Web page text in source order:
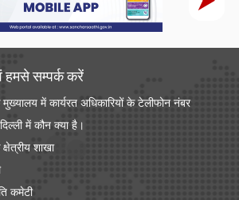
हमसे सम्‍पर्क करें
में कार्यरत अधिकारियों के टेलीफोन नंबर
में कौन क्या है।
शाखा
कमेटी